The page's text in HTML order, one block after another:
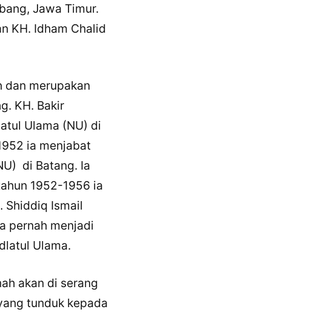
Jawa Timur.
KH. Idham Chalid
dan merupakan
KH. Bakir
Ulama (NU) di
ia menjabat
di Batang. Ia
1952-1956 ia
Shiddiq Ismail
pernah menjadi
Ulama.
akan di serang
tunduk kepada
×